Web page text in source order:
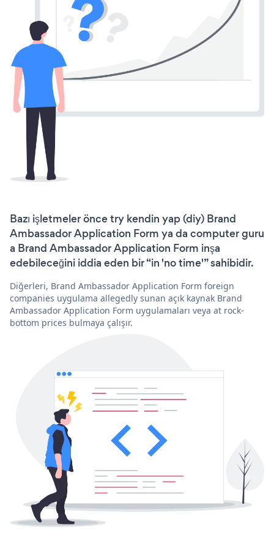
Bazı işletmeler önce try kendin yap (diy) Brand
Ambassador Application Form ya da computer guru
a Brand Ambassador Application Form inşa
edebileceğini iddia eden bir “in 'no time'” sahibidir.
Diğerleri, Brand Ambassador Application Form foreign
companies uygulama allegedly sunan açık kaynak Brand
Ambassador Application Form uygulamaları veya at rock-
bottom prices bulmaya çalışır.